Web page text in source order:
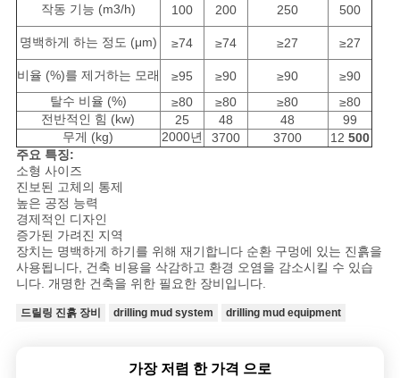
하
세
요
COMPANY
NEWS
사
이
트
작동 기능 (m3/h)
100 200 250 500
명백하게 하는 정도 (μm) ≥74 ≥74 ≥27 ≥27
비율 (%)를 제거하는 모래 ≥95 ≥90 ≥90
≥90
탈수 비율 (%)
≥80 ≥80 ≥80
≥80
전반적인 힘 (kw)
25 48 48
99
무게 (kg)
2000년 3700 3700 12 500
주요 특징:
소형 사이즈
진보된 고체의 통제
높은 공정 능력
경제적인 디자인
증가된 가려진 지역
장치는 명백하게 하기를 위해 재기합니다 순환 구멍에 있는 진흙을
사용됩니다, 건축 비용을 삭감하고 환경 오염을 감소시킬 수 있습
니다. 개명한 건축을 위한 필요한 장비입니다.
드릴링 진흙 장비 drilling mud system drilling mud equipment
가장 저렴 한 가격 으로